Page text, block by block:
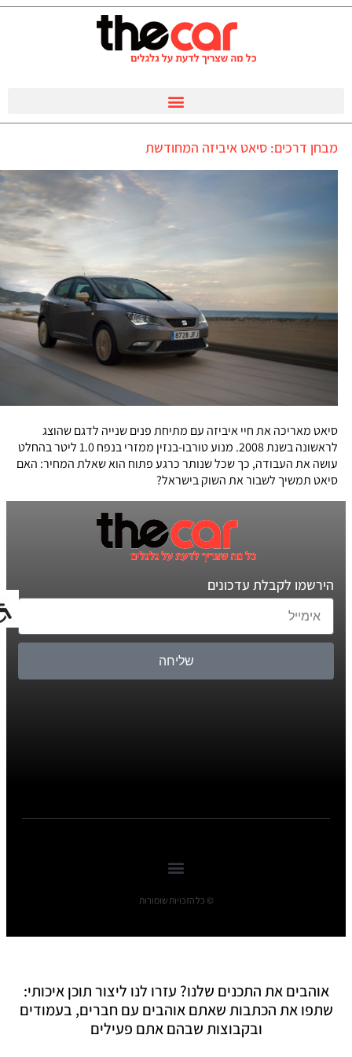
מבחן דרכים: סיאט איביזה המחודשת
סיאט מאריכה את חיי איביזה עם מתיחת פנים שנייה לדגם שהוצג
לראשונה בשנת 2008. מנוע טורבו-בנזין ממזרי בנפח 1.0 ליטר בהחלט
עושה את העבודה, כך שכל שנותר כרגע פתוח הוא שאלת המחיר: האם
סיאט תמשיך לשבור את השוק בישראל?
הירשמו לקבלת עדכונים
שליחה
© כל הזכויות שומורות
אוהבים את התכנים שלנו? עזרו לנו ליצור תוכן איכותי:
שתפו את הכתבות שאתם אוהבים עם חברים, בעמודים
ובקבוצות שבהם אתם פעילים